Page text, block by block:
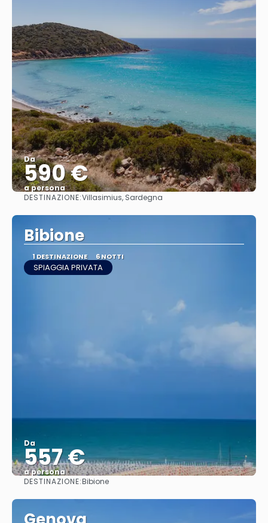
Da
590 €
a persona
Vedere
DESTINAZIONE:Villasimius, Sardegna
Bibione
1 DESTINAZIONE 6 NOTTI
SPIAGGIA PRIVATA
Da
557 €
a persona
DESTINAZIONE:Bibione